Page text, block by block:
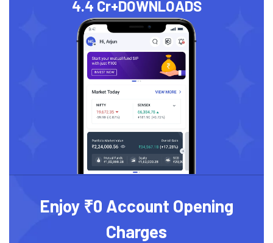
4.4 Cr+DOWNLOADS
Enjoy ₹0 Account Opening
Charges